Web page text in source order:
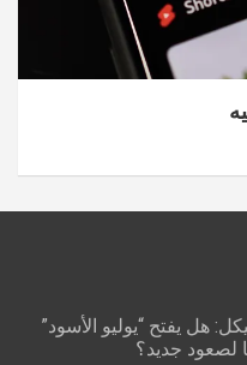
هل يفتح “يوليو الأسود”
لصعود جديد؟